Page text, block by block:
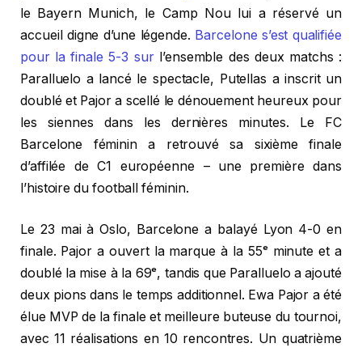
le Bayern Munich, le Camp Nou lui a réservé un
accueil digne d’une légende. Barcelone s’est qualifiée
pour la finale 5-3 surl’ensemble des deux matchs :
Paralluelo a lancé le spectacle, Putellas a inscrit un
doublé et Pajor a scellé le dénouement heureux pour
les siennes dans les dernières minutes. Le FC
Barcelone féminin a retrouvé sa sixième finale
d’affilée de C1 européenne – une première dans
l’histoire du football féminin.
Le 23 mai à Oslo, Barcelone a balayé Lyon 4-0 en
finale. Pajor a ouvert la marque à la 55ᵉ minute et a
doublé la mise à la 69ᵉ, tandis que Paralluelo a ajouté
deux pions dans le temps additionnel. Ewa Pajor a été
élue MVP de la finale et meilleure buteuse du tournoi,
avec 11 réalisations en 10 rencontres. Un quatrième